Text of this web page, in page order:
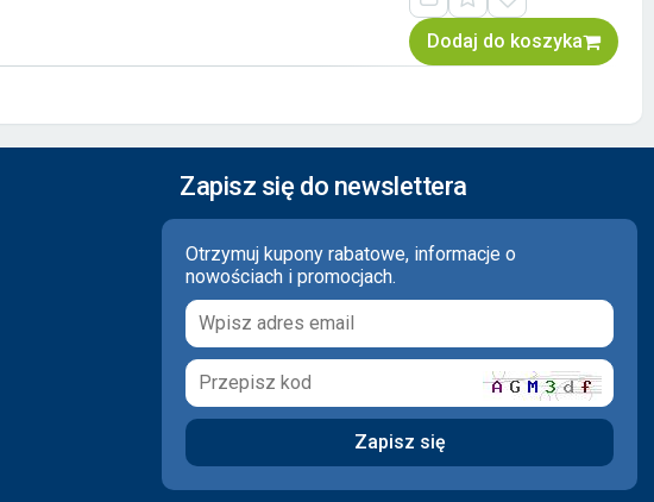
Dodaj do koszyka
Zapisz się do newslettera
Otrzymuj kupony rabatowe, informacje o
nowościach i promocjach.